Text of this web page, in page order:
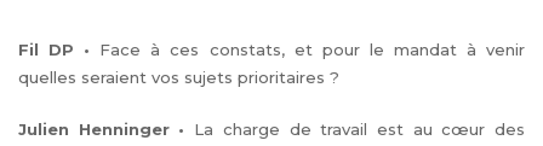
Fil DP • Face à ces constats, et pour le mandat à venir
quelles seraient vos sujets prioritaires ?
Julien Henninger • La charge de travail est au cœur des